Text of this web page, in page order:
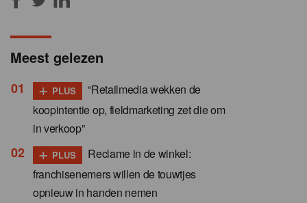
Meest gelezen
+ PLUS
“Retailmedia wekken de
koopintentie op, fieldmarketing zet die om
in verkoop”
+ PLUS
Reclame in de winkel:
franchisenemers willen de touwtjes
opnieuw in handen nemen